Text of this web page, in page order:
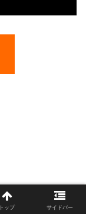
トップ サイドバー